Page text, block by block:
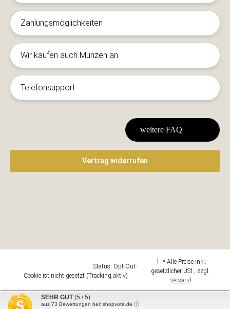
Zahlungsmöglichkeiten
Wir kaufen auch Münzen an
Telefonsupport
weitere FAQ
Vertrag widerrufen
Status: Opt-Out-
Cookie ist nicht gesetzt (Tracking aktiv)
* Alle Preise inkl.
gesetzlicher USt., zzgl.
Versand
Design & Umsetzung
SEHR GUT (5 / 5)
aus 73 Bewertungen bei: shopvote.de ⓘ